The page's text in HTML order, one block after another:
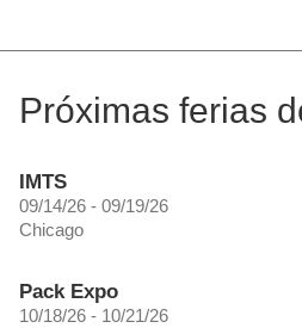
Próximas ferias
IMTS
09/14/26 - 09/19/26
Chicago
Pack Expo
10/18/26 - 10/21/26